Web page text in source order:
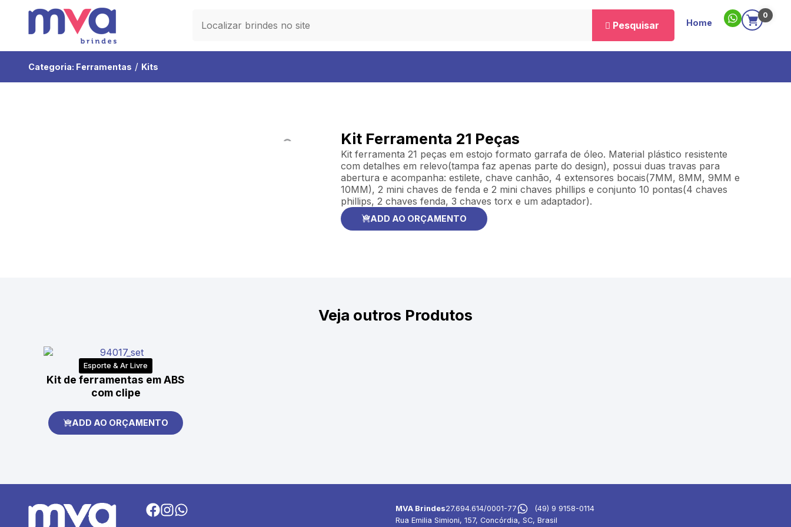
Pesquisar Home
0
Categoria: Ferramentas / Kits
Kit Ferramenta 21 Peças
Kit ferramenta 21 peças em estojo formato garrafa de óleo. Material plástico resistente
com detalhes em relevo(tampa faz apenas parte do design), possui duas travas para
abertura e acompanha: estilete, chave canhão, 4 extensores bocais(7MM, 8MM, 9MM e
10MM), 2 mini chaves de fenda e 2 mini chaves phillips e conjunto 10 pontas(4 chaves
phillips, 2 chaves fenda, 3 chaves torx e um adaptador).
ADD AO ORÇAMENTO
Veja outros Produtos
Esporte & Ar Livre
Kit de ferramentas em ABS
com clipe
ADD AO ORÇAMENTO
MVA Brindes27.694.614/0001-77
(49) 9 9158-0114
Rua Emilia Simioni, 157, Concórdia, SC, Brasil